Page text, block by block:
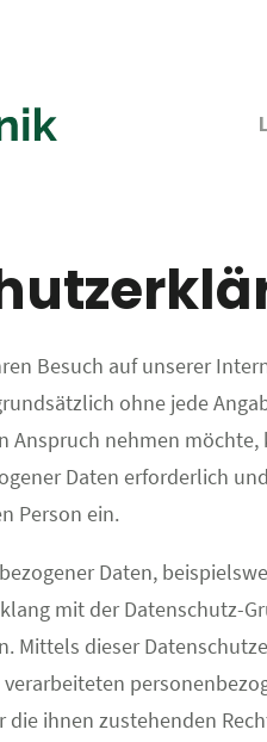
Besuch auf unserer
ohne jede
Anspruch nehmen
Daten erforderlich
Person ein.
Daten,
mit der Datenschutz-
Mittels dieser
ihnen zustehenden